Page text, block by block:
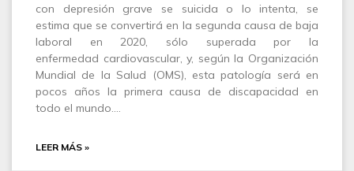
con depresión grave se suicida o lo intenta, se
estima que se convertirá en la segunda causa de baja
laboral en 2020, sólo superada por la
enfermedad cardiovascular, y, según la Organización
Mundial de la Salud (OMS), esta patología será en
pocos años la primera causa de discapacidad en
todo el mundo.…
LEER MÁS »